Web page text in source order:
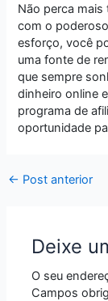
Não perca
com o
esforço, você
uma fonte de
que sempre
dinheiro online
programa de
oportunidade
← Post anterior
Deixe
O seu
Campos